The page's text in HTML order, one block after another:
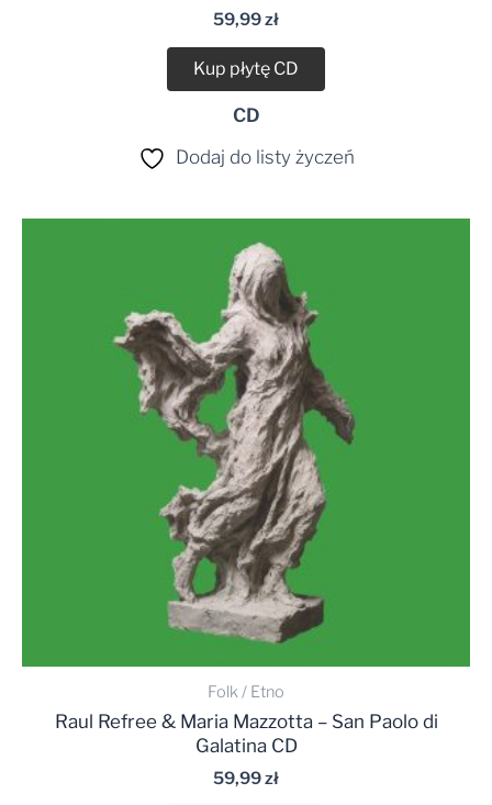
59,99zł
Kup płytę CD
CD
Dodaj do listy życzeń
Folk / Etno
Raul Refree & Maria Mazzotta – San Paolo di
Galatina CD
59,99zł